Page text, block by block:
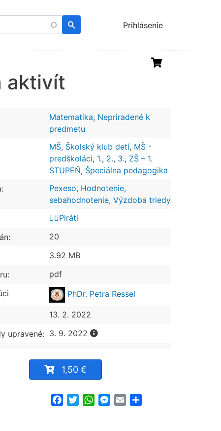
Menu
Prihlásenie
aktivít
Matematika, Nepriradené k
predmetu
MŠ, Školský klub detí, MŠ -
predškoláci, 1., 2., 3., ZŠ – 1.
STUPEŇ, Špeciálna pedagogika
Pexeso, Hodnotenie,
sebahodnotenie, Výzdoba triedy
🏴‍☠️Piráti
20
3.92 MB
pdf
PhDr. Petra Ressel
13. 2. 2022
upravené:
3. 9. 2022
1,50 €
FacebookTwitterWhatsApp
Messenger
Email